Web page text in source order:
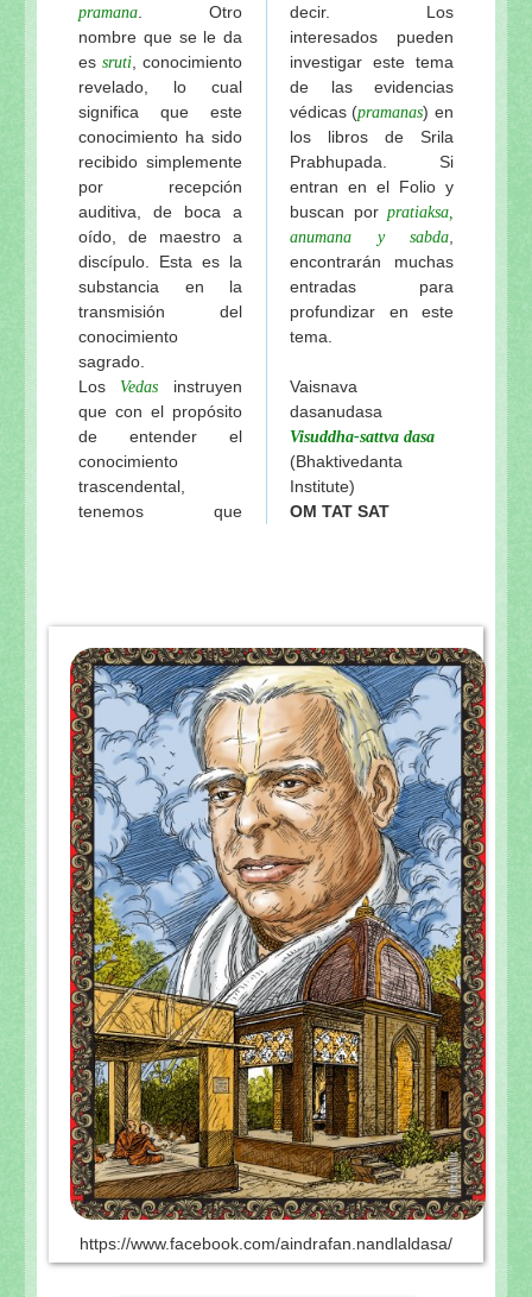
pramana . Otro
nombre que se le da
es sruti , conocimiento
revelado, lo cual
significa que este
conocimiento ha sido
recibido simplemente
por recepción
auditiva, de boca a
oído, de maestro a
discípulo. Esta es la
substancia en la
transmisión del
conocimiento
sagrado.
Los Vedas instruyen
que con el propósito
de entender el
conocimiento
trascendental,
tenemos que
decir. Los
interesados pueden
investigar este tema
de las evidencias
védicas (pramanas) en
los libros de Srila
Prabhupada. Si
entran en el Folio y
buscan por pratiaksa,
anumana y sabda
encontrarán muchas
entradas para
profundizar en este
tema.
Vaisnava
dasanudasa
Visuddha-sattva dasa
(Bhaktivedanta
Institute)
OM TAT SAT
https://www.facebook.com/aindrafan.nandlaldasa/